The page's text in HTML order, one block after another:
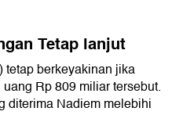
Tetap lanjut
tetap berkeyakinan jika
Rp 809 miliar tersebut.
diterima Nadiem melebihi